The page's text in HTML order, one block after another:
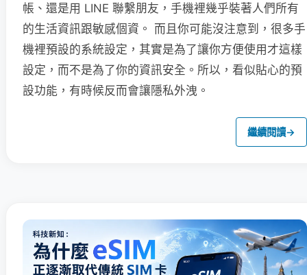
帳、還是用 LINE 聯繫朋友，手機裡幾乎裝著人們所有
的生活資訊跟敏感個資。 而且你可能沒注意到，很多手
機裡預設的系統設定，其實是為了讓你方便使用才這樣
設定，而不是為了你的資訊安全。所以，看似貼心的預
設功能，有時候反而會讓隱私外洩。
繼續閱讀→